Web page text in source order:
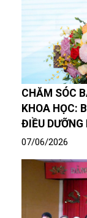
CHĂM SÓC
KHOA HỌC:
ĐIỀU DƯỠNG
07/06/2026